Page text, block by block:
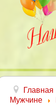
Главная
Мужчине